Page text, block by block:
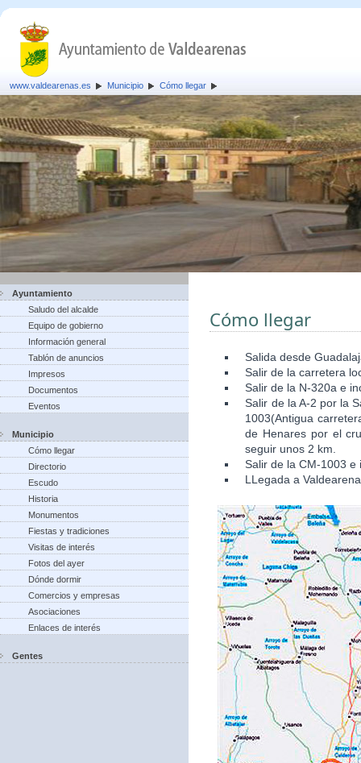
www.valdearenas.es Municipio Cómo llegar
Ayuntamiento
Saludo del alcalde
Equipo de gobierno
Información general
Tablón de anuncios
Impresos
Documentos
Eventos
Municipio
Cómo llegar
Directorio
Escudo
Historia
Monumentos
Fiestas y tradiciones
Visitas de interés
Fotos del ayer
Dónde dormir
Comercios y empresas
Asociaciones
Enlaces de interés
Gentes
Cómo llegar
Salida desde
Salir de la carretera
Salir de la N-320a e
Salir de la A-2 por la
1003(Antigua
de Henares por el
seguir unos 2 km.
Salir de la CM-1003
LLegada a